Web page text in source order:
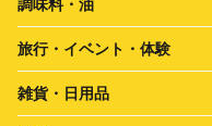
調味料・油
旅行・イベント・体験
雑貨・日用品